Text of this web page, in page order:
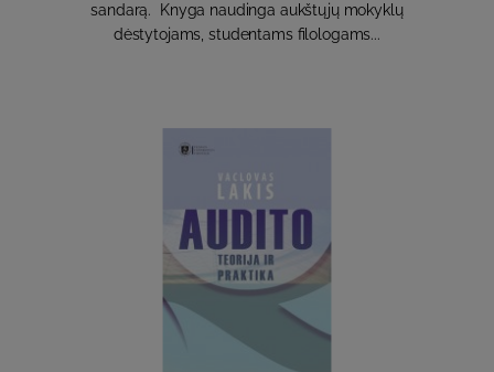
sandarą. Knyga naudinga aukštųjų mokyklų
dėstytojams, studentams filologams...